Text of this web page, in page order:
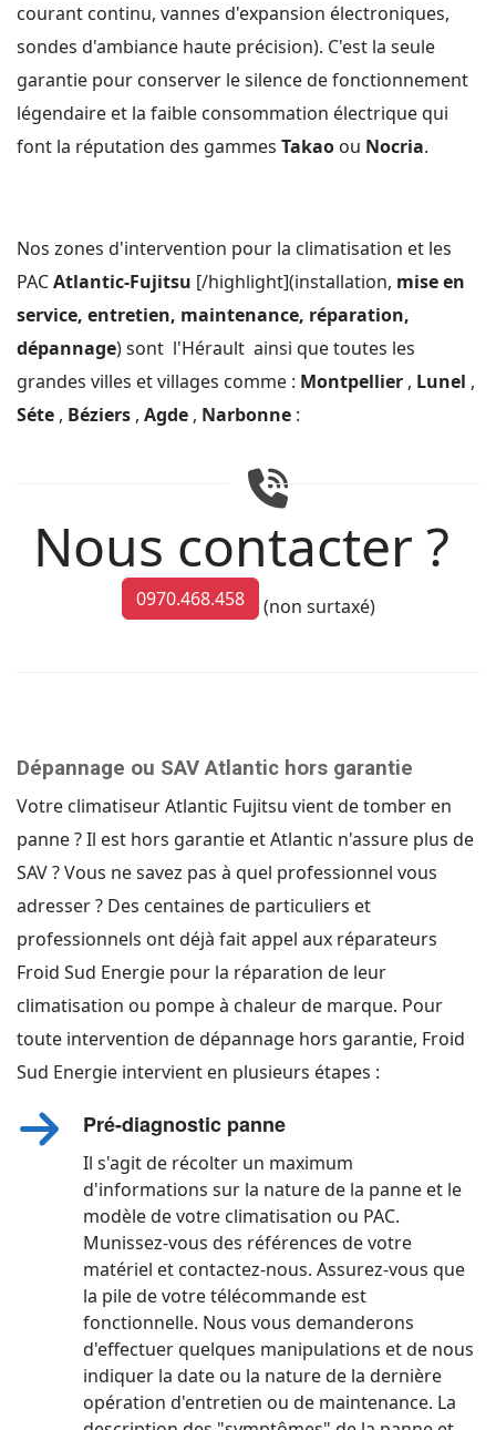
courant continu, vannes d'expansion électroniques,
sondes d'ambiance haute précision). C'est la seule
garantie pour conserver le silence de fonctionnement
légendaire et la faible consommation électrique qui
font la réputation des gammes Takao ou Nocria.
Nos zones d'intervention pour la climatisation et les
PACAtlantic-Fujitsu [/highlight](installation, mise en
service, entretien, maintenance, réparation,
dépannage) sont l'Hérault ainsi que toutes les
grandes villes et villages comme : Montpellier , Lunel ,
Séte , Béziers , Agde , Narbonne :
Nous contacter ?
0970.468.458 (non surtaxé)
Dépannage ou SAV Atlantic hors garantie
Votre climatiseur Atlantic Fujitsu vient de tomber en
panne ? Il est hors garantie et Atlantic n'assure plus de
SAV ? Vous ne savez pas à quel professionnel vous
adresser ? Des centaines de particuliers et
professionnels ont déjà fait appel aux réparateurs
Froid Sud Energie pour la réparation de leur
climatisation ou pompe à chaleur de marque. Pour
toute intervention de dépannage hors garantie, Froid
Sud Energie intervient en plusieurs étapes :
Pré-diagnostic panne
Il s'agit de récolter un maximum
d'informations sur la nature de la panne et le
modèle de votre climatisation ou PAC.
Munissez-vous des références de votre
matériel et contactez-nous. Assurez-vous que
la pile de votre télécommande est
fonctionnelle. Nous vous demanderons
d'effectuer quelques manipulations et de nous
indiquer la date ou la nature de la dernière
opération d'entretien ou de maintenance. La